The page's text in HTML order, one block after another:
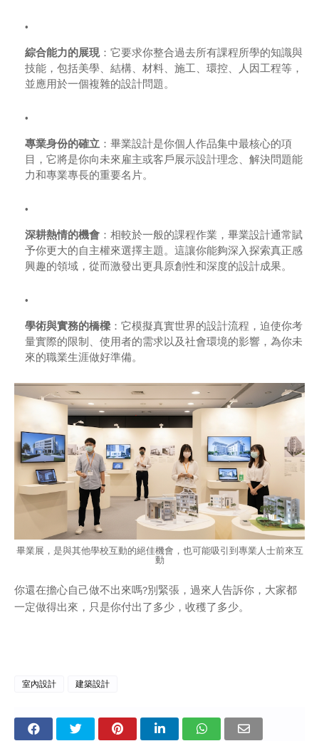
綜合能力的展現：它要求你整合過去所有課程所學的知識與
技能，包括美學、結構、材料、施工、環控、人因工程等，
並應用於一個複雜的設計問題。
專業身份的確立 ：畢業設計是你個人作品集中最核心的項
目，它將是你向未來雇主或客戶展示設計理念、解決問題能
力和專業專長的重要名片。
深耕熱情的機會 ：相較於一般的課程作業，畢業設計通常賦
予你更大的自主權來選擇主題。這讓你能夠深入探索真正感
興趣的領域，從而激發出更具原創性和深度的設計成果。
學術與實務的橋樑 ：它模擬真實世界的設計流程，迫使你考
量實際的限制、使用者的需求以及社會環境的影響，為你未
來的職業生涯做好準備。
畢業展，是與其他學校互動的絕佳機會，也可能吸引到專業人士前來互
動
你還在擔心自己做不出來嗎?別緊張，過來人告訴你，大家都
一定做得出來，只是你付出了多少，收穫了多少。
室內設計 建築設計